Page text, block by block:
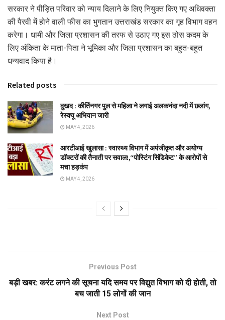
सरकार ने पीड़ित परिवार को न्याय दिलाने के लिए नियुक्त किए गए अधिवक्ता
की पैरवी में होने वाली फीस का भुगतान उत्तराखंड सरकार का गृह विभाग वहन
करेगा। धामी और जिला प्रशासन की तरफ से उठाए गए इस ठोस कदम के
लिए अंकिता के माता-पिता ने भूमिका और जिला प्रशासन का बहुत-बहुत
धन्यवाद किया है।
Related posts
दुखद : कीर्तिनगर पुल से महिला ने लगाई अलकनंदा नदी में छलांग,
रेस्क्यू अभियान जारी
MAY 4, 2026
आरटीआई खुलासा : स्वास्थ्य विभाग में अपंजीकृत और अयोग्य
डॉक्टरों की तैनाती पर सवाल!,“पोस्टिंग सिंडिकेट” के आरोपों से
मचा हड़कंप
MAY 4, 2026
Previous Post
बड़ी खबर: करंट लगने की सूचना यदि समय पर विद्युत विभाग को दी होती, तो
बच जाती 15 लोगों की जान
Next Post